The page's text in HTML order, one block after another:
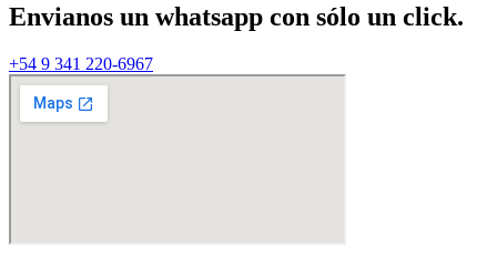
Envianos un whatsapp con sólo un click.
+54 9 341 220-6967